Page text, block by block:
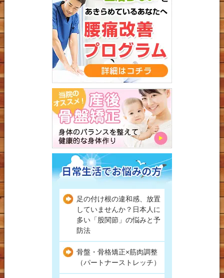
足の付け根の違和感、放置
していませんか？日本人に
多い「股関節」の悩みと予
防法
骨盤・骨格矯正×筋肉調整
（パートナーストレッチ）